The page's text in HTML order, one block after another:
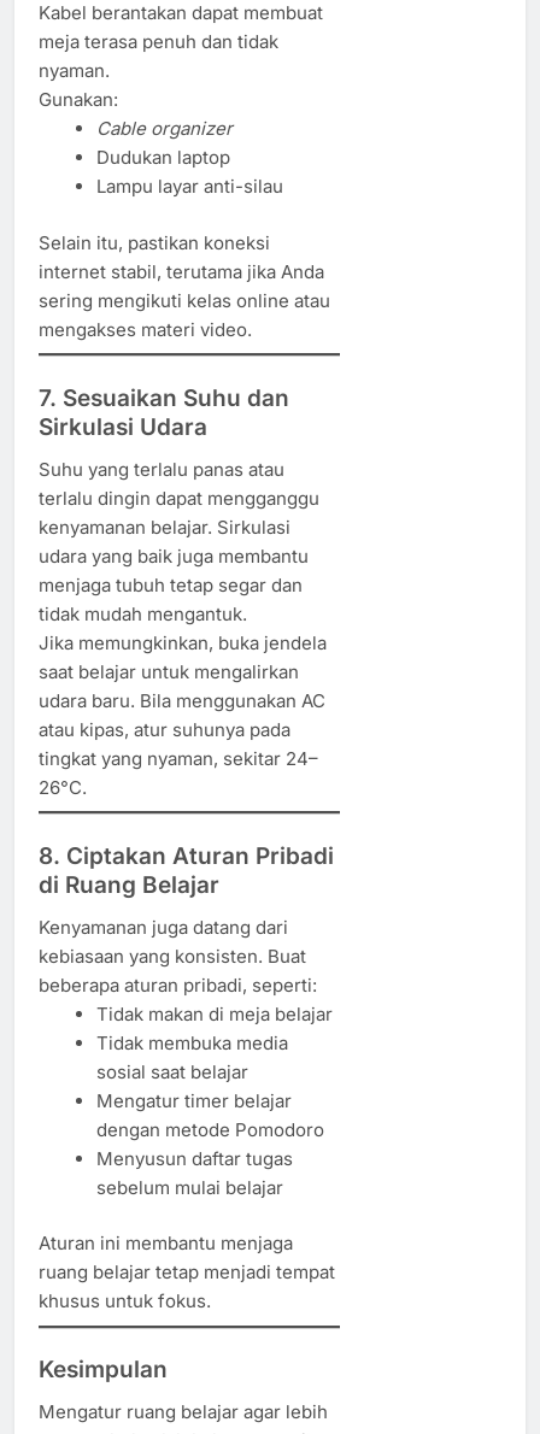
Kabel berantakan dapat membuat
meja terasa penuh dan tidak
nyaman.
Gunakan:
Cable organizer
Dudukan laptop
Lampu layar anti-silau
Selain itu, pastikan koneksi
internet stabil, terutama jika Anda
sering mengikuti kelas online atau
mengakses materi video.
7. Sesuaikan Suhu dan
Sirkulasi Udara
Suhu yang terlalu panas atau
terlalu dingin dapat mengganggu
kenyamanan belajar. Sirkulasi
udara yang baik juga membantu
menjaga tubuh tetap segar dan
tidak mudah mengantuk.
Jika memungkinkan, buka jendela
saat belajar untuk mengalirkan
udara baru. Bila menggunakan AC
atau kipas, atur suhunya pada
tingkat yang nyaman, sekitar 24–
26°C.
8. Ciptakan Aturan Pribadi
di Ruang Belajar
Kenyamanan juga datang dari
kebiasaan yang konsisten. Buat
beberapa aturan pribadi, seperti:
Tidak makan di meja belajar
Tidak membuka media
sosial saat belajar
Mengatur timer belajar
dengan metode Pomodoro
Menyusun daftar tugas
sebelum mulai belajar
Aturan ini membantu menjaga
ruang belajar tetap menjadi tempat
khusus untuk fokus.
Kesimpulan
Mengatur ruang belajar agar lebih